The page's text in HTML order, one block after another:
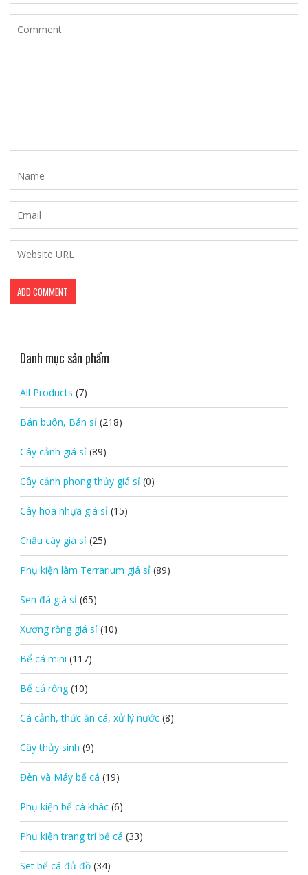
Danh mục sản phẩm
All Products (7)
Bán buôn, Bán sỉ (218)
Cây cảnh giá sỉ (89)
Cây cảnh phong thủy giá sỉ (0)
Cây hoa nhựa giá sỉ (15)
Chậu cây giá sỉ (25)
Phụ kiện làm Terrarium giá sỉ (89)
Sen đá giá sỉ (65)
Xương rồng giá sỉ (10)
Bể cá mini (117)
Bể cá rỗng (10)
Cá cảnh, thức ăn cá, xử lý nước (8)
Cây thủy sinh (9)
Đèn và Máy bể cá (19)
Phụ kiện bể cá khác (6)
Phụ kiện trang trí bể cá (33)
Set bể cá đủ đồ (34)